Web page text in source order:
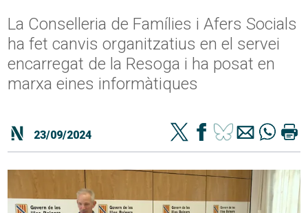
La Conselleria de Famílies i Afers Socials
ha fet canvis organitzatius en el servei
encarregat de la Resoga i ha posat en
marxa eines informàtiques
23/09/2024